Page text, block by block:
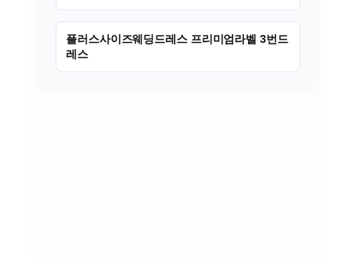
플러스사이즈웨딩드레스 프리미엄라벨 3번드
레스